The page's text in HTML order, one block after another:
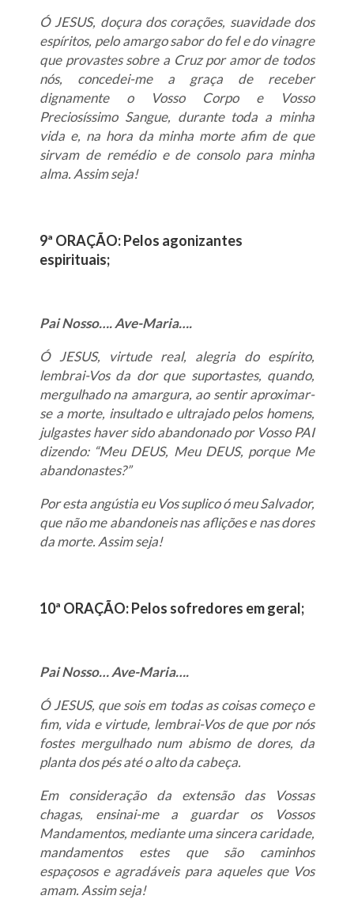
Ó JESUS, doçura dos corações, suavidade dos
espíritos, pelo amargo sabor do fel e do vinagre
que provastes sobre a Cruz por amor de todos
nós, concedei-me a graça de receber
dignamente o Vosso Corpo e Vosso
Preciosíssimo Sangue, durante toda a minha
vida e, na hora da minha morte afim de que
sirvam de remédio e de consolo para minha
alma. Assim seja!
9ª ORAÇÃO: Pelos agonizantes
espirituais;
Pai Nosso…. Ave-Maria….
Ó JESUS, virtude real, alegria do espírito,
lembrai-Vos da dor que suportastes, quando,
mergulhado na amargura, ao sentir aproximar-
se a morte, insultado e ultrajado pelos homens,
julgastes haver sido abandonado por Vosso PAI
dizendo: “Meu DEUS, Meu DEUS, porque Me
abandonastes?”
Por esta angústia eu Vos suplico ó meu Salvador,
que não me abandoneis nas aflições e nas dores
da morte. Assim seja!
10ª ORAÇÃO: Pelos sofredores em geral;
Pai Nosso… Ave-Maria….
Ó JESUS, que sois em todas as coisas começo e
fim, vida e virtude, lembrai-Vos de que por nós
fostes mergulhado num abismo de dores, da
planta dos pés até o alto da cabeça.
Em consideração da extensão das Vossas
chagas, ensinai-me a guardar os Vossos
Mandamentos, mediante uma sincera caridade,
mandamentos estes que são caminhos
espaçosos e agradáveis para aqueles que Vos
amam. Assim seja!